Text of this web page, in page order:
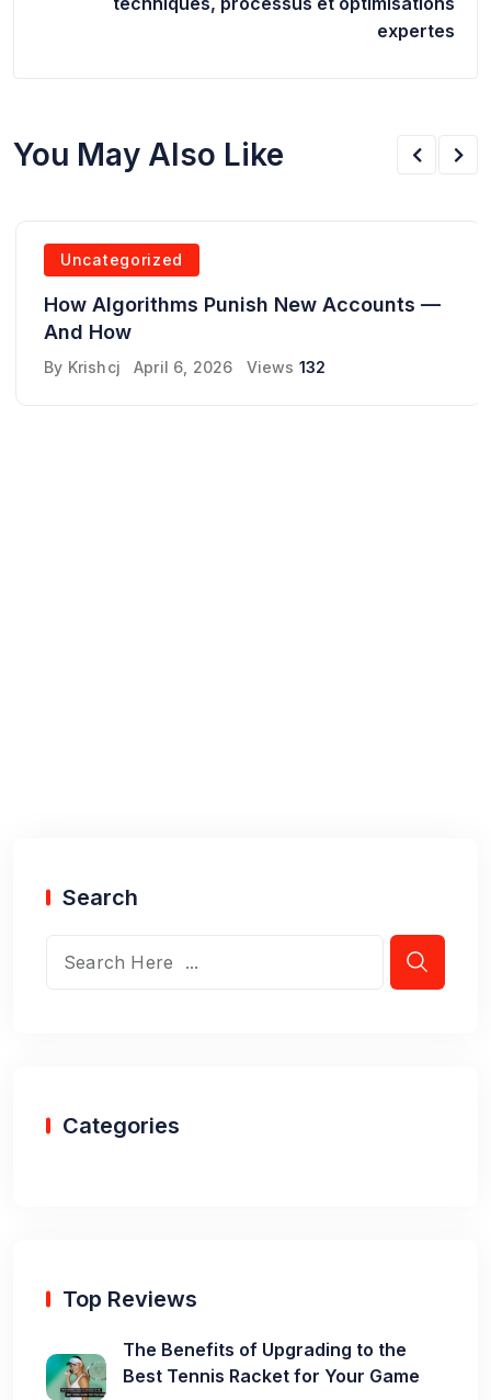
expertes
You May Also Like
Uncategorized
How Algorithms Punish New Accounts —
And How
By Krishcj April 6, 2026 Views 132
Search
Categories
Top Reviews
The Benefits of Upgrading to the
Best Tennis Racket for Your Game